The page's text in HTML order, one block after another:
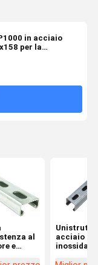
in acciaio
per la
al
e
Unistrut in
acciaio